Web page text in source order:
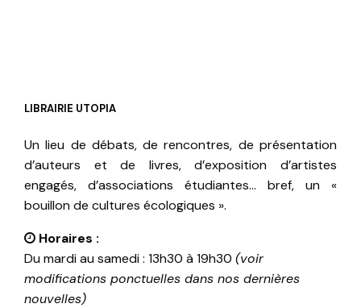
LIBRAIRIE UTOPIA
Un lieu de débats, de rencontres, de présentation
d’auteurs et de livres, d’exposition d’artistes
engagés, d’associations étudiantes… bref, un «
bouillon de cultures écologiques ».
Horaires :
Du mardi au samedi : 13h30 à 19h30 (voir
modifications ponctuelles dans nos dernières
nouvelles)